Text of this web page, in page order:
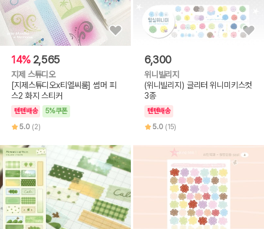
14% 2,565
지제 스튜디오
[지제스튜디오x티엘씨룸] 썸머 피
스2 화지 스티커
텐텐배송
5%쿠폰
5.0 (2)
6,300
위니빌리지
(위니빌리지) 글리터 위니미키스컷
3종
텐텐배송
5.0 (15)